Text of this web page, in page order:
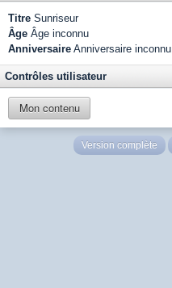
Titre Sunriseur
Âge Âge inconnu
Anniversaire Anniversaire inconnu
Contrôles utilisateur
Mon contenu
Version complète